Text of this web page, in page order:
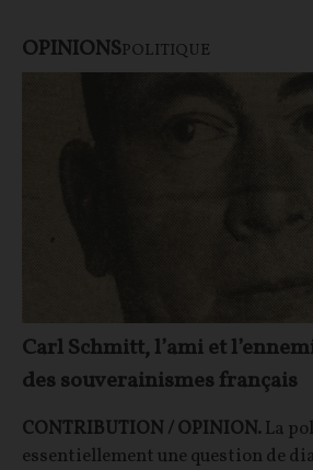
OPINIONSPOLITIQUE
Carl Schmitt, l’ami et
des souverainismes français
CONTRIBUTION / OPINION.La
essentiellement une question de